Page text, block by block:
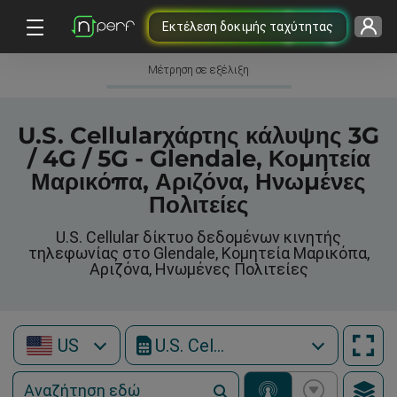
Εκτέλεση δοκιμής ταχύτητας
Μέτρηση σε εξέλιξη
U.S. Cellularχάρτης κάλυψης 3G
/ 4G / 5G - Glendale, Κομητεία
Μαρικόπα, Αριζόνα, Ηνωμένες
Πολιτείες
U.S. Cellular δίκτυο δεδομένων κινητής
τηλεφωνίας στο Glendale, Κομητεία Μαρικόπα,
Αριζόνα, Ηνωμένες Πολιτείες
US U.S. Cellular